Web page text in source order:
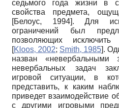
седьмого года жизни в
свойства предмета,
[Белоус, 1994]. Для
ограничений был
позволяющих исключить
[Kloos, 2002; Smith, 1985].
назван «невербальными
невербальных задач
игровой ситуации, в
представить, к каким
приведет взаимодействие
с другими игровыми